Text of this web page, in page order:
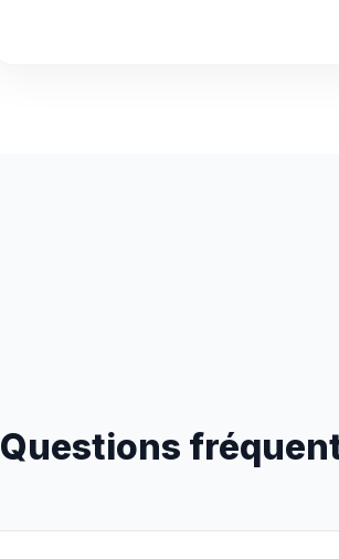
Questions